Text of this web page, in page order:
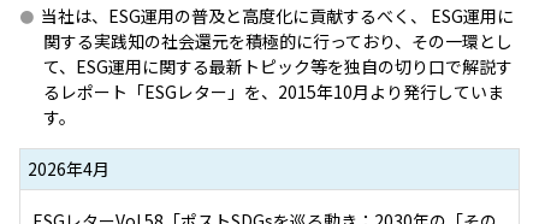
当社は、ESG運用の普及と高度化に貢献するべく、 ESG運用に
関する実践知の社会還元を積極的に行っており、その一環とし
て、ESG運用に関する最新トピック等を独自の切り口で解説す
るレポート「ESGレター」を、2015年10月より発行していま
す。
2026年4月